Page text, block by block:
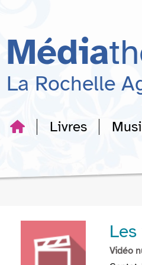
recherche
Média
La Rochelle
Livres
Vidéo